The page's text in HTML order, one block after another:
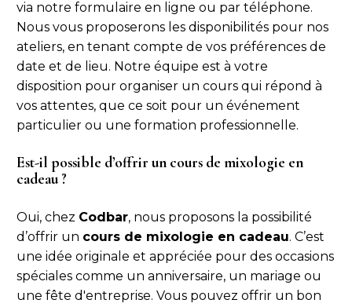
via notre formulaire en ligne ou par téléphone.
Nous vous proposerons les disponibilités pour nos
ateliers, en tenant compte de vos préférences de
date et de lieu. Notre équipe est à votre
disposition pour organiser un cours qui répond à
vos attentes, que ce soit pour un événement
particulier ou une formation professionnelle.
Est-il possible d’offrir un cours de mixologie en
cadeau ?
Oui, chez Codbar, nous proposons la possibilité
d’offrir un cours de mixologie en cadeau. C’est
une idée originale et appréciée pour des occasions
spéciales comme un anniversaire, un mariage ou
une fête d'entreprise. Vous pouvez offrir un bon